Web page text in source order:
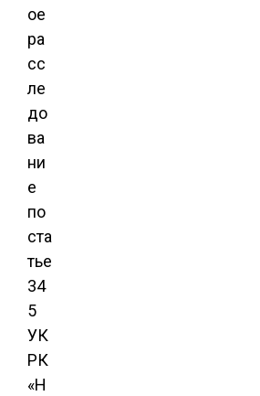
ое
ра
сс
ле
до
ва
ни
е
по
ста
тье
34
5
УК
РК
«Н